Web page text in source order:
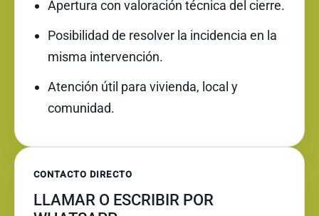
Apertura con valoración técnica del cierre.
Posibilidad de resolver la incidencia en la
misma intervención.
Atención útil para vivienda, local y
comunidad.
CONTACTO DIRECTO
LLAMAR O ESCRIBIR POR